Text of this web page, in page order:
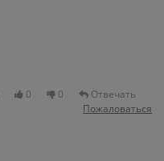
0 0
Отвечать
Пожаловаться